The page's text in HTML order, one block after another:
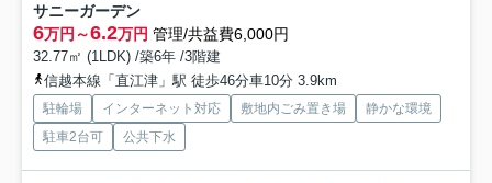
サニーガーデン
6万円～6.2万円 管理/共益費6,000円
32.77㎡ (1LDK) /築6年 /3階建
信越本線「直江津」駅 徒歩46分車10分 3.9km
駐輪場 インターネット対応 敷地内ごみ置き場
静かな環境
駐車2台可
公共下水